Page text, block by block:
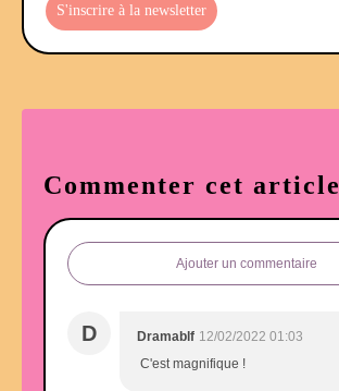
S'inscrire à la newsletter
Commenter cet article
Ajouter un commentaire
D Dramablf 12/02/2022 01:03
C'est magnifique !